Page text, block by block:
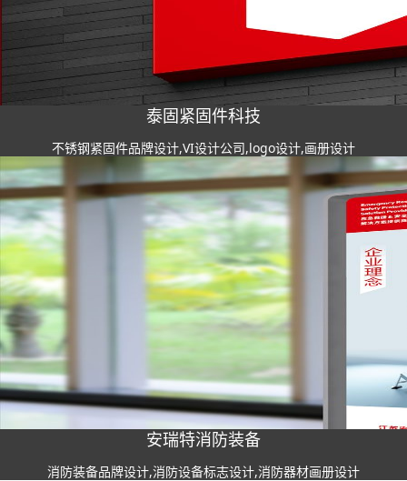
泰固紧固件科技
不锈钢紧固件品牌设计,VI设计公司,logo设计,画册设计
安瑞特消防装备
消防装备品牌设计,消防设备标志设计,消防器材画册设计